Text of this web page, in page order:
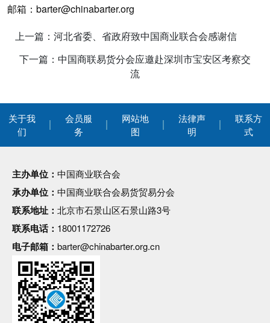
邮箱：barter@chinabarter.org
上一篇：河北省委、省政府致中国商业联合会感谢信
下一篇：中国商联易货分会应邀赴深圳市宝安区考察交
流
关于我
们
会员服
务
网站地
图
法律声
明
联系方
式
主办单位： 中国商业联合会
承办单位： 中国商业联合会易货贸易分会
联系地址： 北京市石景山区石景山路3号
联系电话： 18001172726
电子邮箱： barter@chinabarter.org.cn